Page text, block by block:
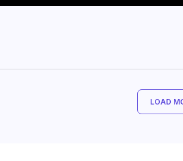
LOAD